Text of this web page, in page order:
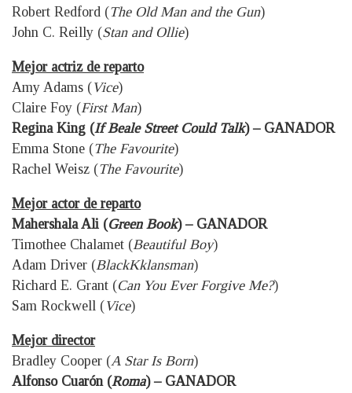
Robert Redford (The Old Man and the Gun)
John C. Reilly (Stan and Ollie)
Mejor actriz de reparto
Amy Adams (Vice)
Claire Foy (First Man)
Regina King (If Beale Street Could Talk) – GANADOR
Emma Stone (The Favourite)
Rachel Weisz (The Favourite)
Mejor actor de reparto
Mahershala Ali (Green Book) – GANADOR
Timothee Chalamet (Beautiful Boy)
Adam Driver (BlackKklansman)
Richard E. Grant (Can You Ever Forgive Me?)
Sam Rockwell (Vice)
Mejor director
Bradley Cooper (A Star Is Born)
Alfonso Cuarón (Roma) – GANADOR